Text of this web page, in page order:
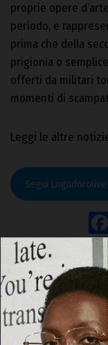
proprie opere
periodo, e
prima che della
prigionia o
offerti da militari
momenti di
Leggi le altre
Segui Logudorolive
Ardia Pozzomaggiore
SE VUOI